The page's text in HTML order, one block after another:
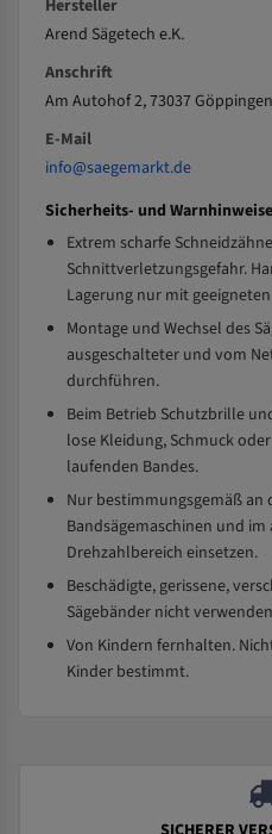
Hersteller
Arend Sägetech e.K.
Anschrift
Am Autohof 2, 73037
E-Mail
info@saegemarkt.de
Sicherheits- und Warnhinweise
Extrem scharfe
Schnittverletzungsgefahr.
Lagerung nur mit
Montage und Wechsel des
ausgeschalteter und vom
durchführen.
Beim Betrieb Schutzbrille
lose Kleidung, Schmuck
laufenden Bandes.
Nur bestimmungsgemäß an
Bandsägemaschinen und im
Drehzahlbereich einsetzen.
Beschädigte, gerissene,
Sägebänder nicht
Von Kindern fernhalten.
Kinder bestimmt.